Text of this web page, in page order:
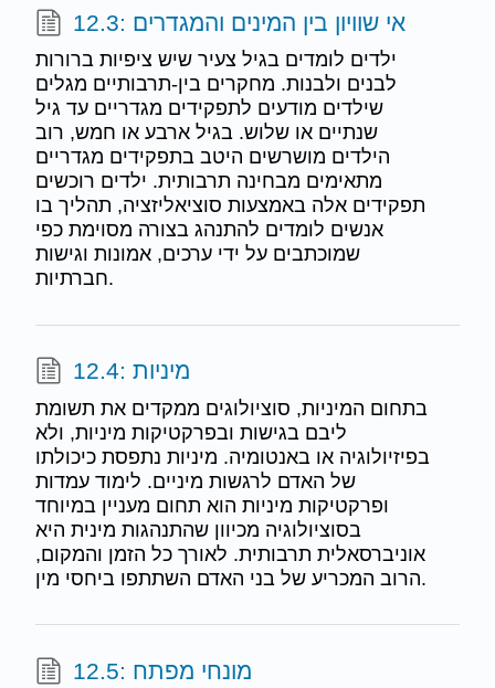
12.3: אי שוויון בין המינים והמגדרים
ילדים לומדים בגיל צעיר שיש ציפיות ברורות
לבנים ולבנות. מחקרים בין-תרבותיים מגלים
שילדים מודעים לתפקידים מגדריים עד גיל
שנתיים או שלוש. בגיל ארבע או חמש, רוב
הילדים מושרשים היטב בתפקידים מגדריים
מתאימים מבחינה תרבותית. ילדים רוכשים
תפקידים אלה באמצעות סוציאליזציה, תהליך בו
אנשים לומדים להתנהג בצורה מסוימת כפי
שמוכתבים על ידי ערכים, אמונות וגישות
חברתיות.
12.4: מיניות
בתחום המיניות, סוציולוגים ממקדים את תשומת
ליבם בגישות ובפרקטיקות מיניות, ולא
בפיזיולוגיה או באנטומיה. מיניות נתפסת כיכולתו
של האדם לרגשות מיניים. לימוד עמדות
ופרקטיקות מיניות הוא תחום מעניין במיוחד
בסוציולוגיה מכיוון שהתנהגות מינית היא
אוניברסאלית תרבותית. לאורך כל הזמן והמקום,
הרוב המכריע של בני האדם השתתפו ביחסי מין.
12.5: מונחי מפתח